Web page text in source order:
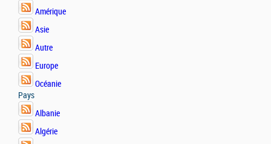
Amérique
Asie
Autre
Europe
Océanie
Pays
Albanie
Algérie